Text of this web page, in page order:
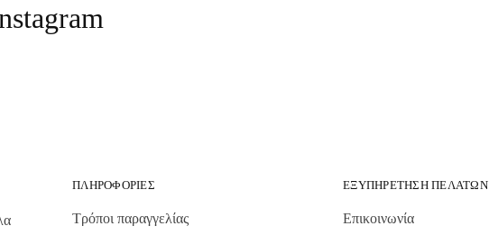
ΠΛΗΡΟΦΟΡΊΕΣ
Τρόποι παραγγελίας
ΕΞΥΠΗΡΈΤΗΣΗ ΠΕΛΑΤΏΝ
Επικοινωνία